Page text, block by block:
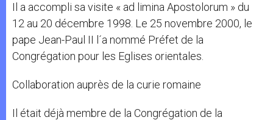
Il a accompli sa visite « ad limina Apostolorum » du
12 au 20 décembre 1998. Le 25 novembre 2000, le
pape Jean-Paul II l´a nommé Préfet de la
Congrégation pour les Eglises orientales.
Collaboration auprès de la curie romaine
Il était déjà membre de la Congrégation de la